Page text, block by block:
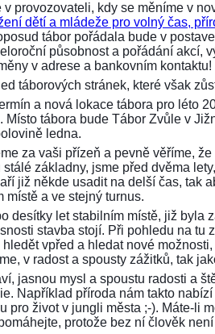
provozovateli, kdy se měníme v
dětí a mládeže pro volný čas,
tábor pořádala bude v
působnost a pořádání akcí,
v adrese a bankovním kontaktu!
táborových stránek, které však
a nová lokace tábora pro léto
Místo tábora bude Tábor Zvůle v
ledna.
za vaši přízeň a pevně věříme,
stálé základny, jsme před dvěma
již někde usadit na delší čas, tak
místě a ve stejný turnus.
desítky let stabilním místě, již byla
stavba stojí. Při pohledu na tu
vpřed a hledat nové
v radost a spousty zážitků, tak
jasnou mysl a spoustu radosti a
Například příroda nám takto
pro život v jungli města ;-). Máte-li
protože bez ní člověk